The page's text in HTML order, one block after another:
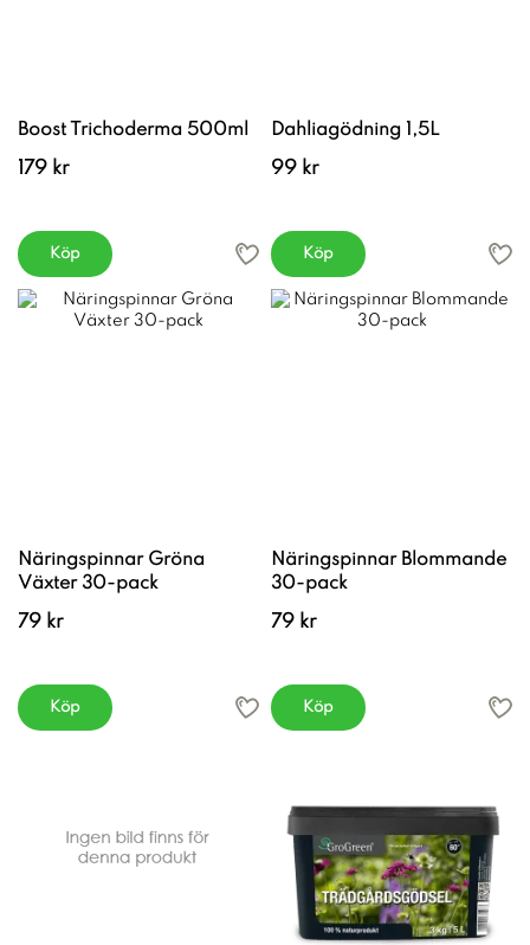
Boost Trichoderma 500ml
179 kr
Köp
Dahliagödning 1,5L
99 kr
Köp
Näringspinnar Gröna
Växter 30-pack
79 kr
Köp
Näringspinnar Blommande
30-pack
79 kr
Köp